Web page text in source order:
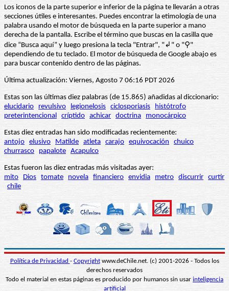
Los iconos de la parte superior e inferior de la página te llevarán a otras
secciones útiles e interesantes. Puedes encontrar la etimología de una
palabra usando el motor de búsqueda en la parte superior a mano
derecha de la pantalla. Escribe el término que buscas en la casilla que
dice “Busca aquí” y luego presiona la tecla "Entrar", "↲" o "⚲"
dependiendo de tu teclado. El motor de búsqueda de Google abajo es
para buscar contenido dentro de las páginas.
Última actualización: Viernes, Agosto 7 06:16 PDT 2026
Estas son las últimas diez palabras (de 15.865) añadidas al diccionario:
elucidario
revulsivo legionelosis ciclosporiasis
histótrofo
preterintencional críptido achicar doctrina monocárpico
Estas diez entradas han sido modificadas recientemente:
antojo elusivo Matilde atleta carajo equivocación
chuico
churrasco
papalote Acapulco
Estas fueron las diez entradas más visitadas ayer:
mito
Dios tomate novela financiero envidia metro discurrir curtir
chile
Política de Privacidad - Copyrightwww.deChile.net. (c) 2001-2026 - Todos los
derechos reservados
Todo el material en estas páginas es producido por humanos sin usar inteligencia
artificial